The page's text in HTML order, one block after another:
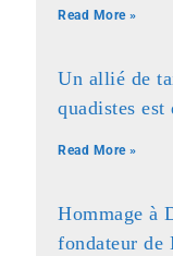
Read More »
Un allié de
quadistes est
Read More »
Hommage à
fondateur de